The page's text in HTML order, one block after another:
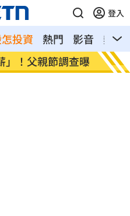
登入
投資 熱門 影音
熱搜
靠2底氣拒降價 掃把